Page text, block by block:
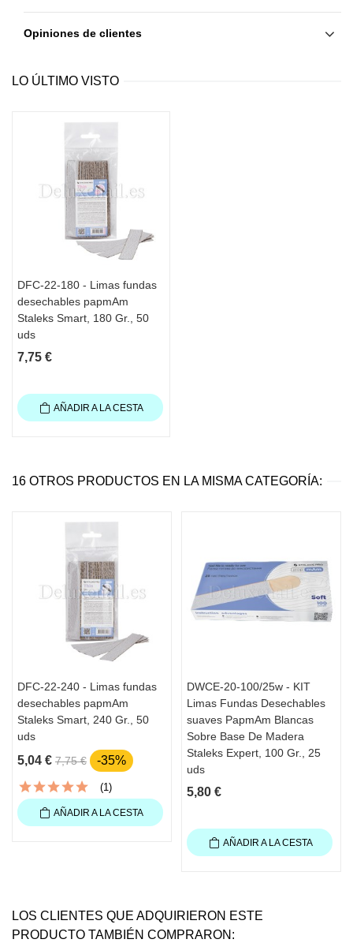
Opiniones de clientes
LO ÚLTIMO VISTO
DFC-22-180 - Limas fundas
desechables papmAm
Staleks Smart, 180 Gr., 50
uds
7,75 €
AÑADIR A LA CESTA
16 OTROS PRODUCTOS EN LA MISMA CATEGORÍA:
DFC-22-240 - Limas fundas
desechables papmAm
Staleks Smart, 240 Gr., 50
uds
5,04 € 7,75 € -35%
(1)
AÑADIR A LA CESTA
DWCE-20-100/25w - KIT
Limas Fundas Desechables
suaves PapmAm Blancas
Sobre Base De Madera
Staleks Expert, 100 Gr., 25
uds
5,80 €
AÑADIR A LA CESTA
LOS CLIENTES QUE ADQUIRIERON ESTE
PRODUCTO TAMBIÉN COMPRARON: